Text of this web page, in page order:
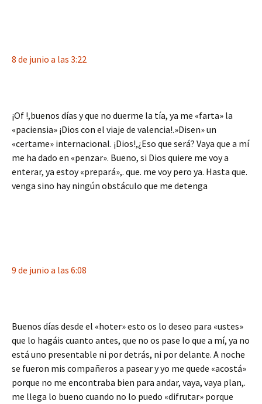
8 de junio a las 3:22
¡Of !,buenos días y que no duerme la tía, ya me «farta» la
«paciensia» ¡Dios con el viaje de valencia!.»Disen» un
«certame» internacional. ¡Dios!,¿Eso que será? Vaya que a mí
me ha dado en «penzar». Bueno, si Dios quiere me voy a
enterar, ya estoy «prepará»,. que. me voy pero ya. Hasta que.
venga sino hay ningún obstáculo que me detenga
9 de junio a las 6:08
Buenos días desde el «hoter» esto os lo deseo para «ustes»
que lo hagáis cuanto antes, que no os pase lo que a mí, ya no
está uno presentable ni por detrás, ni por delante. A noche
se fueron mis compañeros a pasear y yo me quede «acostá»
porque no me encontraba bien para andar, vaya, vaya plan,.
me llega lo bueno cuando no lo puedo «difrutar» porque